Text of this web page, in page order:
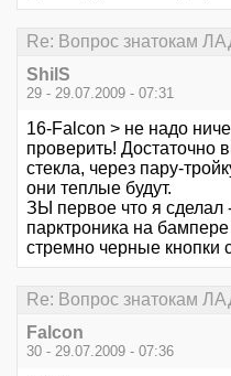
Re: Вопрос знатокам
ShilS
29 - 29.07.2009 - 07:31
16-Falcon > не надо
проверить! Достаточно
стекла, через пару-
они теплые будут.
ЗЫ первое что я сделал
парктроника на
стремно черные кнопки
Re: Вопрос знатокам
Falcon
30 - 29.07.2009 - 07:36